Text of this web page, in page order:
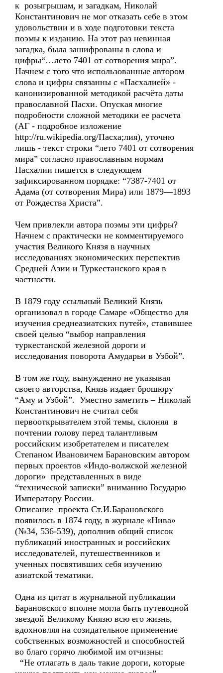
к розыгрышам, и загадкам, Николай
Константинович не мог отказать себе в этом
удовольствии и в ходе подготовки текста
поэмы к изданию. На этот раз невинная
загадка, была зашифрованы в слова и
цифры“…лето 7401 от сотворения мира”.
Начнем с того что использованные автором
слова и цифры связанны с «Пасхалией» -
канонизированной методикой расчёта даты
православной Пасхи. Опуская многие
подробности сложной методики ее расчета
(АГ - подробное изложение
http://ru.wikipedia.org/Пасха;лия), уточню
лишь - текст строки “лето 7401 от сотворения
мира” согласно православным нормам
Пасхалии пишется в следующем
зафиксированном порядке: “7387-7401 от
Адама (от сотворения Мира) или 1879—1893
от Рождества Христа”.
Чем привлекли автора поэмы эти цифры?
Начнем с практически не комментируемого
участия Великого Князя в научных
исследованиях экономических перспектив
Средней Азии и Туркестанского края в
частности.
В 1879 году ссыльный Великий Князь
организовал в городе Самаре «Общество для
изучения среднеазиатских путей», ставившее
своей целью “выбор направления
туркестанской железной дороги и
исследования поворота Амударьи в Узбой”.
В том же году, вынужденно не указывая
своего авторства, Князь издает брошюру
“Аму и Узбой”. Уместно заметить – Николай
Константинович не считал себя
первооткрывателем этой темы, склоняя в
почтении голову перед талантливым
российским изобретателем и писателем
Степаном Ивановичем Барановским автором
первых проектов «Индо-волжской железной
дороги» представленных в виде
“технической записки” вниманию Государю
Императору России.
Описание проекта Ст.И.Барановского
появилось в 1874 году, в журнале «Нива»
(№34, 536-539), дополнив общий список
публикаций иностранных и российских
исследователей, путешественников и
ученных посвятивших себя изучению
азиатской тематики.
Одна из цитат в журнальной публикации
Барановского вполне могла быть путеводной
звездой Великому Князю всю его жизнь,
вдохновляя на созидательное применение
собственных возможностей и способностей
во благо горячо любимой им отчизны:
“Не отлагать в даль такие дороги, которые